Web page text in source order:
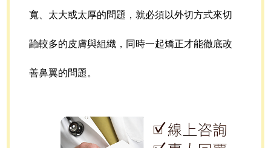
寬、太大或太厚的問題，就必須以外切方式來切
除較多的皮膚與組織，同時一起矯正才能徹底改
善鼻翼的問題。